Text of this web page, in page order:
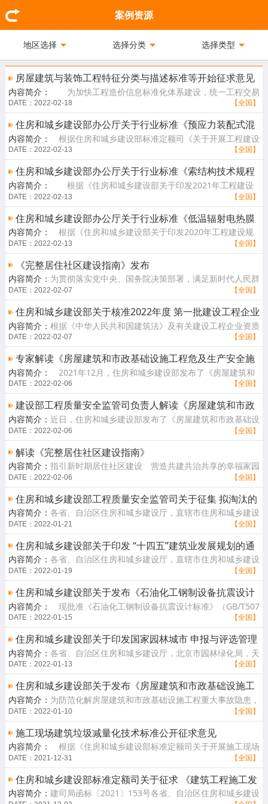
案例资源
地区选择 选择分类 选择类型
房屋建筑与装饰工程特征分类与描述标准等开始征求意见
内容简介：
为加快工程造价信息标准化体系建设，统一工程交易
阶段造价信息数据交换标准，住房和城乡建设部标准定额司组织起草
了《房屋建[查看详情]
【全国】
DATE：2022-02-18
住房和城乡建设部办公厅关于行业标准《预应力装配式混
凝土框架结构技术标准（征求意见稿）》 公开征求意见的
通知
内容简介：
根据住房和城乡建设部标准定额司《关于开展工程建设
行业标准预应力装配式混凝土框架结构技术标准制订工作的函》（建
标标函〔20[查看详情]
【全国】
DATE：2022-02-13
住房和城乡建设部办公厅关于行业标准《索结构技术规程
（局部修订条文征求意见稿）公开征求意见的通知
内容简介：
根据《住房和城乡建设部关于印发2021年工程建设
规范标准编制及相关工作计划的通知》（建标函〔2021〕11号），
我部组织中国建[查看详情]
【全国】
DATE：2022-02-13
住房和城乡建设部办公厅关于行业标准《低温辐射电热膜
供暖系统应用技术规程（局部修订条文征求意见稿）》公
开征求意见的通知
内容简介：
根据《住房和城乡建设部关于印发2020年工程建设规
范标准编制及相关工作计划的通知》（建标函〔2020〕9号），我部
组织哈尔滨工[查看详情]
【全国】
DATE：2022-02-13
《完整居住社区建设指南》发布
内容简介： 为贯彻落实党中央、国务院决策部署，满足新时代人民群
众对美好生活的需求，指导各地统筹推进完整居住社区建设工作，住
房和城乡建[查看详情]
【全国】
DATE：2022-02-07
住房和城乡建设部关于核准2022年度 第一批建设工程企业
资质名单的公告
内容简介： 根据《中华人民共和国建筑法》及有关建设工程企业资质
管理规定，现将我部核准的工程勘察资质、工程设计资质、建筑业企
业资质、工[查看详情]
【全国】
DATE：2022-02-07
专家解读《房屋建筑和市政基础设施工程危及生产安全施
工工艺、设备和材料淘汰目录（第一批）》
内容简介：
2021年12月，住房和城乡建设部发布了《房屋建筑和
市政基础设施工程危及生产安全施工工艺、设备和材料淘汰目录（第
一批）》（以[查看详情]
【全国】
DATE：2022-02-06
建设部工程质量安全监管司负责人解读《房屋建筑和市政
基础设施工程危及生产安全施工工艺、设备和材料淘汰目
录（第一批）》
内容简介： 近日，住房和城乡建设部发布了《房屋建筑和市政基础设
施工程危及生产安全施工工艺、设备和材料淘汰目录（第一批）》
（以下简称《[查看详情]
【全国】
DATE：2022-02-06
解读《完整居住社区建设指南》
内容简介： 指引新时期居住社区建设 营造共建共治共享的幸福家园
——解读《完整居住社区建设指南》居住社区是城市居民生活和城市
治理的基本[查看详情]
【全国】
DATE：2022-02-06
住房和城乡建设部工程质量安全监管司关于征集 拟淘汰的
房屋市政工程落后和危及生产安全 施工工艺设备和材料的
通知
内容简介： 各省、自治区住房和城乡建设厅，直辖市住房和城乡建设
（管）委，新疆生产建设兵团住房和城乡建设局，国资委管理的有关
企业，有关[查看详情]
【全国】
DATE：2022-01-21
住房和城乡建设部关于印发 “十四五”建筑业发展规划的通
知
内容简介： 各省、自治区住房和城乡建设厅，直辖市住房和城乡建设
（管）委，北京市规划和自然资源委，新疆生产建设兵团住房和城乡
建设局，国[查看详情]
【全国】
DATE：2022-01-19
住房和城乡建设部关于发布《石油化工钢制设备抗震设计
标准》等4项工程建设标准英文版的公告
内容简介：
现批准《石油化工钢制设备抗震设计标准》（GB/T507
61-2018）、《石油化工钢制设备抗震鉴定标准》（GB/T51273-201
8）、《石油化[查看详情]
【全国】
DATE：2022-01-15
住房和城乡建设部关于印发国家园林城市 申报与评选管理
办法的通知
内容简介： 各省、自治区住房和城乡建设厅，北京市园林绿化局，天
津市城市管理委，上海市绿化和市容管理局，重庆市城市管理局，新
疆生产建设[查看详情]
【全国】
DATE：2022-01-13
住房和城乡建设部关于发布《房屋建筑和市政基础设施工
程危及生产安全施工工艺设备和材料淘汰目录（第一
批）》的公告
内容简介： 为防范化解房屋建筑和市政基础设施工程重大事故隐患，
降低施工安全风险，推动住房和城乡建设行业淘汰落后工艺、设备和
材料，提升[查看详情]
【全国】
DATE：2022-01-10
施工现场建筑垃圾减量化技术标准公开征求意见
内容简介：
根据《住房和城乡建设部标准定额司关于开展施工现场
建筑垃圾减量化技术标准等2项标准编制工作的函》，住房和城乡建
设部组织中[查看详情]
【全国】
DATE：2021-12-31
住房和城乡建设部标准定额司关于征求 《建筑工程施工发
包与承包计价管理办法》（修订征求意见稿）意见的函
内容简介： 建司局函标〔2021〕153号各省、自治区住房和城乡建设